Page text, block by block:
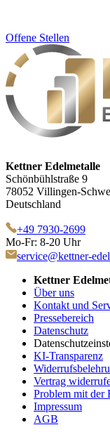
Offene Stellen
Kettner Edelmetalle
Schönbühlstraße 9
78052 Villingen-
Deutschland
+49 7930-2699
Mo-Fr: 8-20 Uhr
service@kettner-
Kettner
Über uns
Kontakt und
Pressebereich
Datenschutz
KI-Transparenz
Vertrag
Problem mit der
Impressum
AGB